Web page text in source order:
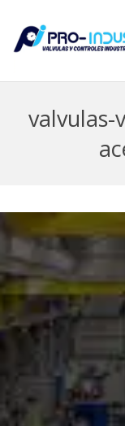
valvulas-